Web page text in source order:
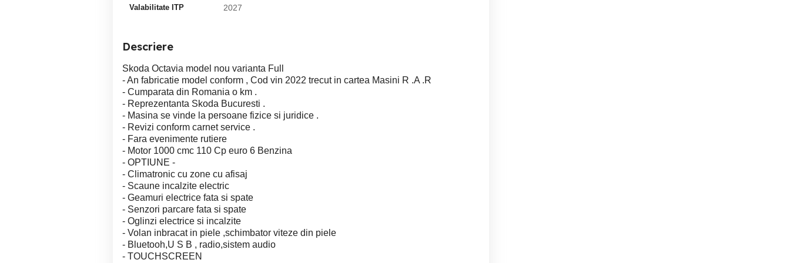
Valabilitate ITP 2027
Descriere
Skoda Octavia model nou varianta Full
- An fabricatie model conform , Cod vin 2022 trecut in cartea Masini R .A .R
- Cumparata din Romania o km .
- Reprezentanta Skoda Bucuresti .
- Masina se vinde la persoane fizice si juridice .
- Revizi conform carnet service .
- Fara evenimente rutiere
- Motor 1000 cmc 110 Cp euro 6 Benzina
- OPTIUNE -
- Climatronic cu zone cu afisaj
- Scaune incalzite electric
- Geamuri electrice fata si spate
- Senzori parcare fata si spate
- Oglinzi electrice si incalzite
- Volan inbracat in piele ,schimbator viteze din piele
- Bluetooh,U S B , radio,sistem audio
- TOUCHSCREEN